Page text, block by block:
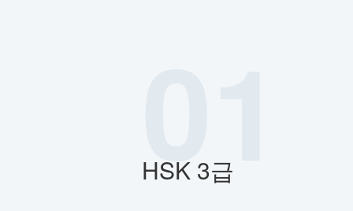
01
HSK 3급